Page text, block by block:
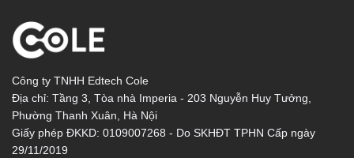
Công ty TNHH Edtech Cole
Địa chỉ: Tầng 3, Tòa nhà Imperia - 203 Nguyễn Huy Tưởng,
Phường Thanh Xuân, Hà Nội
Giấy phép ĐKKD: 0109007268 - Do SKHĐT TPHN Cấp ngày
29/11/2019